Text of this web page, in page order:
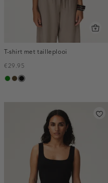
T-shirt met tailleplooi
€29.95
groen
toffee
zwart